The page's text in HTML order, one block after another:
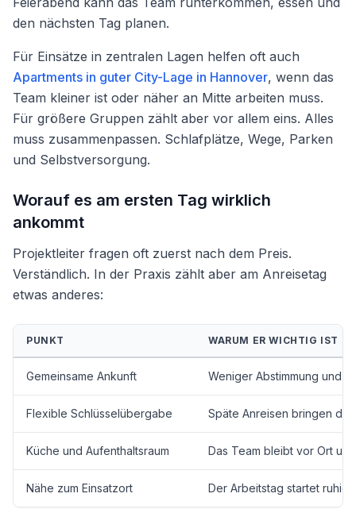
den nächsten Tag planen.
Für Einsätze in zentralen Lagen helfen oft auch
Apartments in guter City-Lage in Hannover, wenn das
Team kleiner ist oder näher an Mitte arbeiten muss.
Für größere Gruppen zählt aber vor allem eins. Alles
muss zusammenpassen. Schlafplätze, Wege, Parken
und Selbstversorgung.
Worauf es am ersten Tag wirklich
ankommt
Projektleiter fragen oft zuerst nach dem Preis.
Verständlich. In der Praxis zählt aber am Anreisetag
etwas anderes:
PUNKT WARUM ER WICHTIG IST
Gemeinsame Ankunft Weniger Abstimmung und
Flexible Schlüsselübergabe Späte Anreisen bringen
Küche und Aufenthaltsraum Das Team bleibt vor Ort
Nähe zum Einsatzort Der Arbeitstag startet